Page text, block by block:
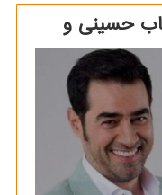
حسینی و